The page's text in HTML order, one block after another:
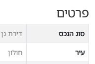
פרטים
סוג הנכס
דירת גן
עיר
חולון